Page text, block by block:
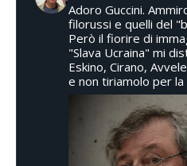
Adoro Guccini.
filorussi e quelli del
Però il fiorire di
"Slava Ucraina" mi
Eskino, Cirano,
e non tiriamolo per